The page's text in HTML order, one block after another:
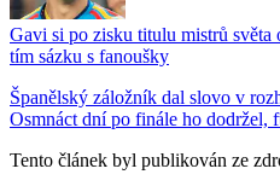
Gavi si po zisku titulu mistrů
tím sázku s fanoušky
Španělský záložník dal slovo v
Osmnáct dní po finále ho dodržel,
Tento článek byl publikován ze